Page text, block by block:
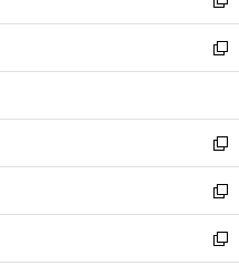
開
く
ウ
で
開
ン
ド
ウ
開
く
ウ
ィ
ン
ウ
で
開
く
新
し
い
ウ
ン
ド
ウ
で
開
く
新
し
ウ
ィ
ン
ド
ウ
で
開
新
し
い
ウ
ィ
新
し
い
新